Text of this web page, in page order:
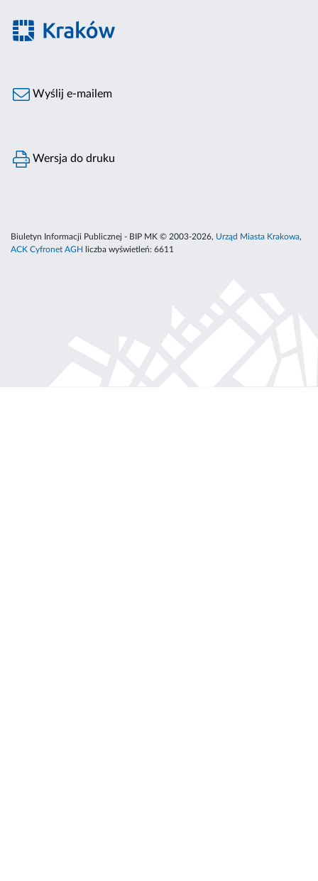
Wyślij e-mailem
Wersja do druku
Biuletyn Informacji Publicznej - BIP MK © 2003-2026, Urząd Miasta Krakowa,
ACK Cyfronet AGH
liczba wyświetleń: 6611